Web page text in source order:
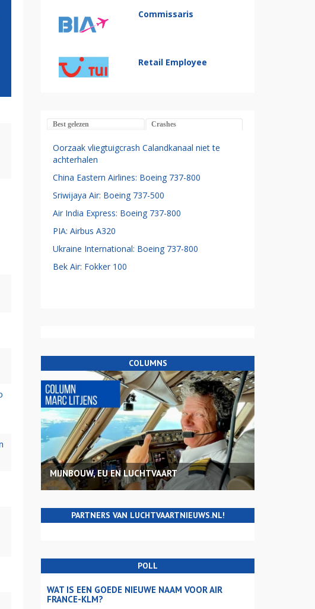
Commissaris
Retail Employee
Best gelezen Crashes
Oorzaak vliegtuigcrash Calandkanaal niet te
achterhalen
China Eastern Airlines: Boeing 737-800
Sriwijaya Air: Boeing 737-500
Air India Express: Boeing 737-800
PIA: Airbus A320
Ukraine International: Boeing 737-800
Bek Air: Fokker 100
COLUMNS
MIJNBOUW, EU EN LUCHTVAART
PARTNERS VAN LUCHTVAARTNIEUWS.NL!
POLL
WAT IS EEN GOEDE NIEUWE NAAM VOOR AIR
FRANCE-KLM?